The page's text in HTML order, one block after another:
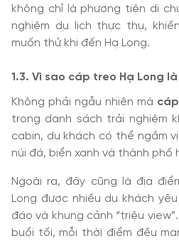
không chỉ là phương tiện di
nghiệm du lịch thực thụ,
muốn thử khi đến Hạ Long.
1.3. Vì sao cáp treo Hạ Long
Không phải ngẫu nhiên mà
trong danh sách trải nghiệm
cabin, du khách có thể ngắm
núi đá, biển xanh và thành phố
Ngoài ra, đây cũng là địa
Long được nhiều du khách
đáo và khung cảnh “triệu
buổi tối, mỗi thời điểm đều